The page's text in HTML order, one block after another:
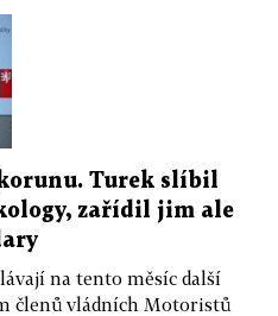
Turek slíbil
zařídil jim ale
na tento měsíc další
členů vládních Motoristů